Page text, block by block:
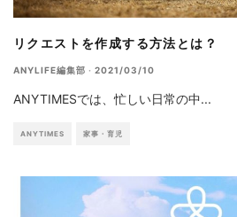
リクエストを作成する方法とは？
ANYLIFE編集部 · 2021/03/10
ANYTIMESでは、忙しい日常の中...
ANYTIMES 家事・育児